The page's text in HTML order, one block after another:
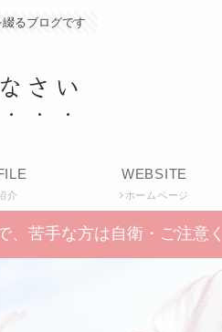
るブログです
さい
介
WEBSITE
ホームページ
苦手な方は自衛・ご注意く